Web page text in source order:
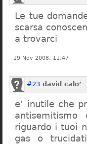
Le tue
scarsa
a trovarci
19 Nov 2008, 11:47
#23 david calo’
e’ inutile che
riguardo i tuoi
gas o